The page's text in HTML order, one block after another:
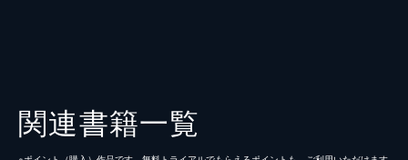
関連書籍一覧